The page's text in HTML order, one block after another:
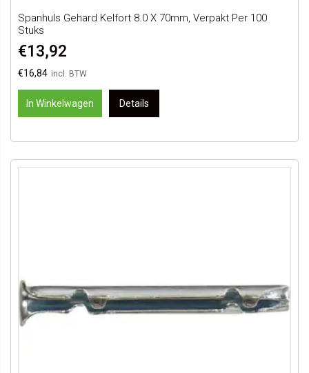
Spanhuls Gehard Kelfort 8.0 X 70mm, Verpakt Per 100
Stuks
€16,84
€13,92
In Winkelwagen Details